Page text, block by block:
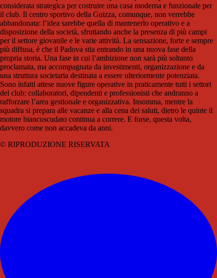
considerata strategica per costruire una casa moderna e funzionale per
il club. Il centro sportivo della Guizza, comunque, non verrebbe
abbandonata: l’idea sarebbe quella di mantenerlo operativo e a
disposizione della società, sfruttando anche la presenza di più campi
per il settore giovanile e le varie attività. La sensazione, forte e sempre
più diffusa, è che il Padova stia entrando in una nuova fase della
propria storia. Una fase in cui l’ambizione non sarà più soltanto
proclamata, ma accompagnata da investimenti, organizzazione e da
una struttura societaria destinata a essere ulteriormente potenziata.
Sono infatti attese nuove figure operative in praticamente tutti i settori
del club: collaboratori, dipendenti e professionisti che andranno a
rafforzare l’area gestionale e organizzativa. Insomma, mentre la
squadra si prepara alle vacanze e alla cena dei saluti, dietro le quinte il
motore biancoscudato continua a correre. E forse, questa volta,
davvero come non accadeva da anni.
© RIPRODUZIONE RISERVATA